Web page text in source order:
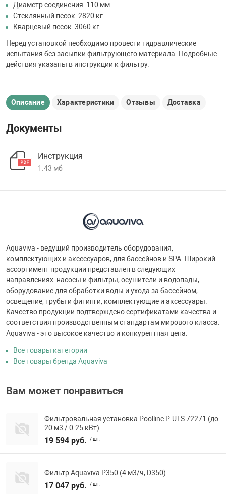
Диаметр соединения: 110 мм
Стеклянный песок: 2820 кг
Кварцевый песок: 3060 кг
Перед установкой необходимо провести гидравлические
испытания без засыпки фильтрующего материала. Подробные
действия указаны в инструкции к фильтру.
Описание Характеристики Отзывы Доставка
Документы
Инструкция
1.43 мб
Aquaviva - ведущий производитель оборудования,
комплектующих и аксессуаров, для бассейнов и SPA. Широкий
ассортимент продукции представлен в следующих
направлениях: насосы и фильтры, осушители и водопады,
оборудование для обработки воды и ухода за бассейном,
освещение, трубы и фитинги, комплектующие и аксессуары.
Качество продукции подтверждено сертификатами качества и
соответствия производственным стандартам мирового класса.
Aquaviva - это высокое качество и конкурентная цена.
Все товары категории
Все товары бренда Aquaviva
Вам может понравиться
Фильтровальная установка Poolline P-UTS 72271 (до
20 м3 / 0.25 кВт)
19 594 руб. / шт.
Фильтр Aquaviva P350 (4 м3/ч, D350)
17 047 руб. / шт.